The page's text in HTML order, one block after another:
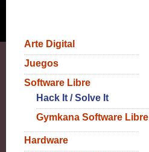
Arte Digital
Juegos
Software Libre
Hack It / Solve It
Gymkana Software Libre
Hardware